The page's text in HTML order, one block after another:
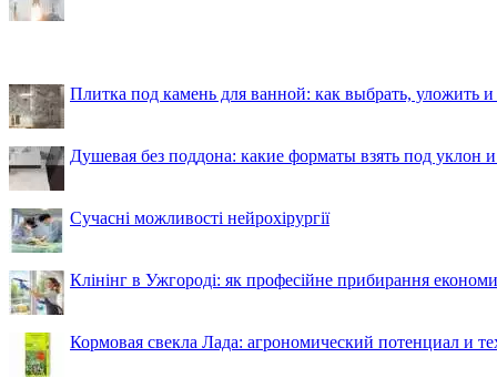
Плитка под камень для ванной: как выбрать, уложить
Душевая без поддона: какие форматы взять под уклон
Сучасні можливості нейрохірургії
Клінінг в Ужгороді: як професійне прибирання
Кормовая свекла Лада: агрономический потенциал и